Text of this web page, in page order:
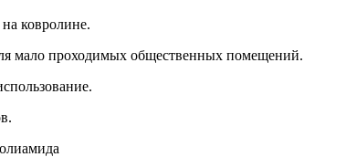
ковролине.
мало проходимых общественных помещений.